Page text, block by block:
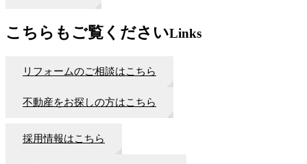
こちらもご覧くださいLinks
リフォームのご相談はこちら
不動産をお探しの方はこちら
採用情報はこちら